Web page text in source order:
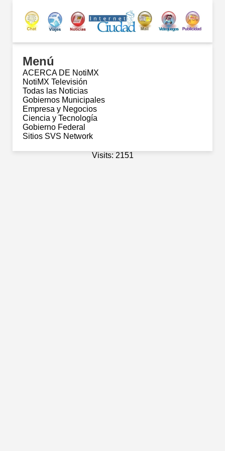
Menú
ACERCA DE NotiMX
NotiMX Televisión
Todas las Noticias
Gobiernos Municipales
Empresa y Negocios
Ciencia y Tecnología
Gobierno Federal
Sitios SVS Network
Visits: 2151